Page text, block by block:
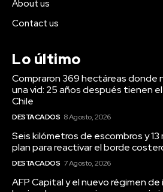
About us
Contact us
Lo último
Compraron 369 hectáreas donde
una vid: 25 años después tienen
Chile
DESTACADOS 8 Agosto, 2026
Seis kilómetros de escombros y
plan para reactivar el borde
DESTACADOS 7 Agosto, 2026
AFP Capital y el nuevo régimen de